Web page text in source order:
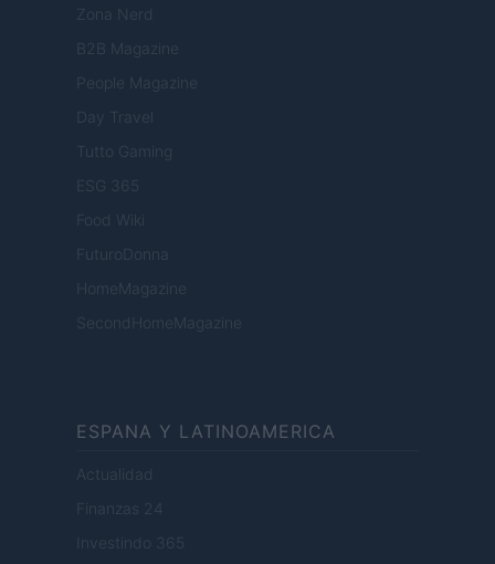
Zona Nerd
B2B Magazine
People Magazine
Day Travel
Tutto Gaming
ESG 365
Food Wiki
FuturoDonna
HomeMagazine
SecondHomeMagazine
ESPANA Y LATINOAMERICA
Actualidad
Finanzas 24
Investindo 365